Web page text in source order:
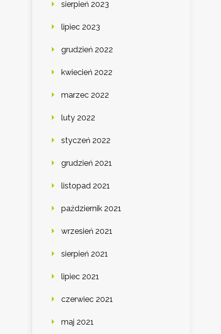
sierpień 2023
lipiec 2023
grudzień 2022
kwiecień 2022
marzec 2022
luty 2022
styczeń 2022
grudzień 2021
listopad 2021
październik 2021
wrzesień 2021
sierpień 2021
lipiec 2021
czerwiec 2021
maj 2021